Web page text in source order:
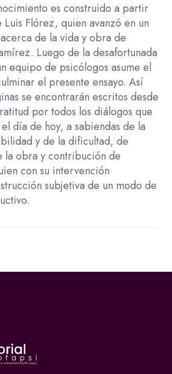
es construido a partir
Flórez, quien avanzó en un
de la vida y obra de
Luego de la desafortunada
equipo de psicólogos asume el
el presente ensayo. Así
se encontrarán escritos desde
por todos los diálogos que
día de hoy, a sabiendas de la
y de la dificultad, de
la obra y contribución de
con su intervención
subjetiva de un modo de